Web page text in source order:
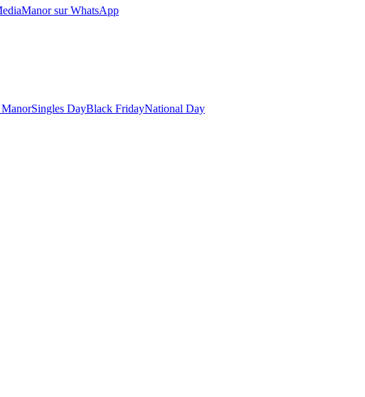
Manor sur WhatsApp
Singles DayBlack FridayNational Day